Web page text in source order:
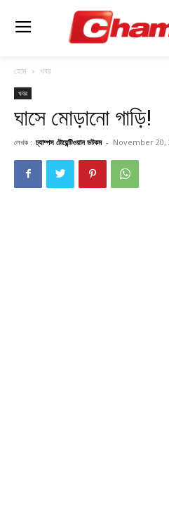
হোম খবর
খবর
ঘাসে মোড়ানো গাড়ি!
লেখক : চ্যাম্পস টোয়েন্টিওয়ান ডটকম - November 20,